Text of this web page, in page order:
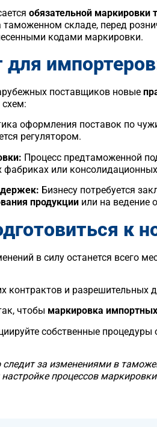
обязательной маркировки
таможенном складе, перед
кодами маркировки.
для
поставщиков новые
оформления поставок по
регулятором.
Процесс предтаможенной
или
Бизнесу потребуется
продукции или на ведение
к
в силу останется всего
контрактов и разрешительных
чтобы маркировка
собственные процедуры
за изменениями в
процессов